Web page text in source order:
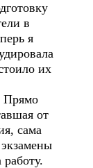
в
я
их
Прямо
от
сама